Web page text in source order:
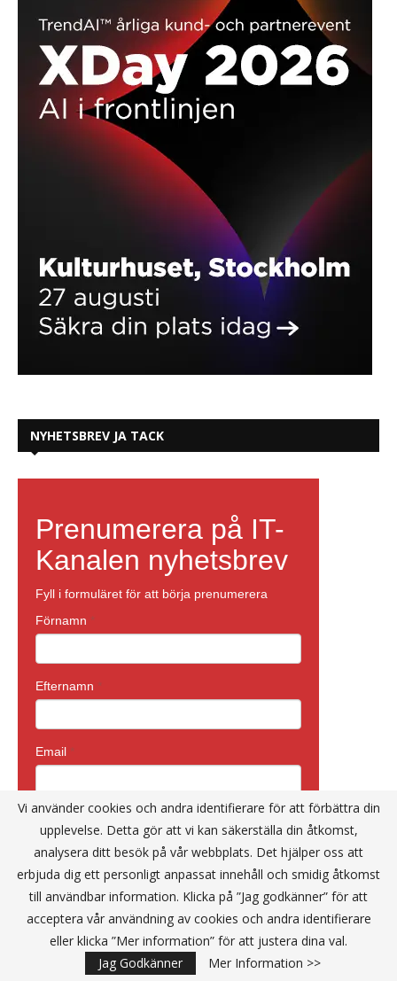
NYHETSBREV JA TACK
Vi använder cookies och andra identifierare för att förbättra din
upplevelse. Detta gör att vi kan säkerställa din åtkomst,
analysera ditt besök på vår webbplats. Det hjälper oss att
erbjuda dig ett personligt anpassat innehåll och smidig åtkomst
till användbar information. Klicka på ”Jag godkänner” för att
acceptera vår användning av cookies och andra identifierare
eller klicka ”Mer information” för att justera dina val.
Jag Godkänner
Mer Information >>